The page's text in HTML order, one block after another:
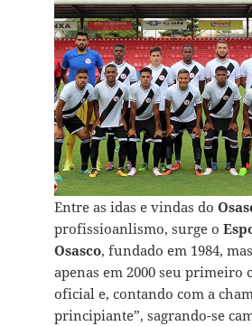
Entre as idas e vindas do
profissioanlismo, surge o
Osasco, fundado em 1984,
apenas em 2000 seu primeiro
oficial e, contando com a
principiante”, sagrando-se